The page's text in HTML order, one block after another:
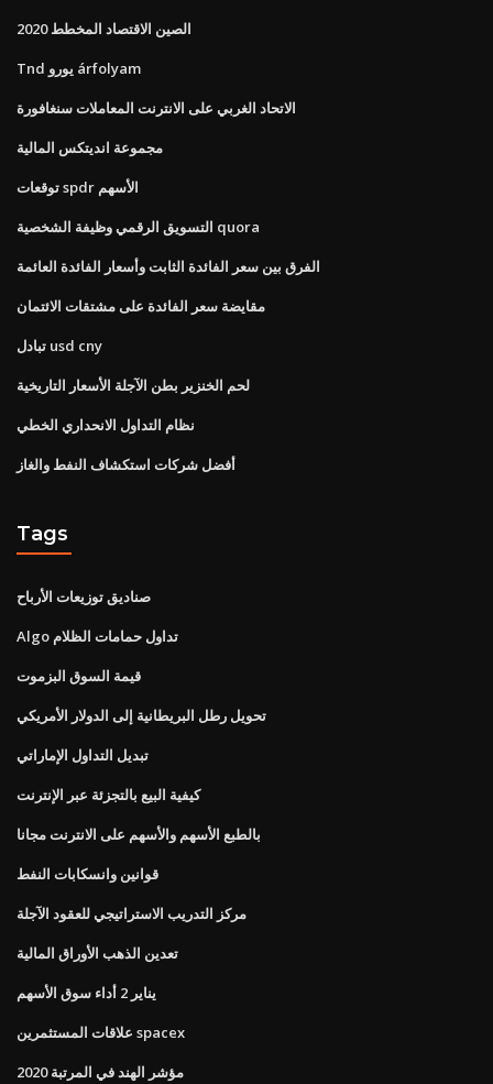
الصين الاقتصاد المخطط 2020
Tnd يورو árfolyam
الاتحاد الغربي على الانترنت المعاملات سنغافورة
مجموعة انديتكس المالية
توقعات spdr الأسهم
التسويق الرقمي وظيفة الشخصية quora
الفرق بين سعر الفائدة الثابت وأسعار الفائدة العائمة
مقايضة سعر الفائدة على مشتقات الائتمان
تبادل usd cny
لحم الخنزير بطن الآجلة الأسعار التاريخية
نظام التداول الانحداري الخطي
أفضل شركات استكشاف النفط والغاز
Tags
صناديق توزيعات الأرباح
Algo تداول حمامات الظلام
قيمة السوق البزموت
تحويل رطل البريطانية إلى الدولار الأمريكي
تبديل التداول الإماراتي
كيفية البيع بالتجزئة عبر الإنترنت
بالطبع الأسهم والأسهم على الانترنت مجانا
قوانين وانسكابات النفط
مركز التدريب الاستراتيجي للعقود الآجلة
تعدين الذهب الأوراق المالية
يناير 2 أداء سوق الأسهم
علاقات المستثمرين spacex
مؤشر الهند في المرتبة 2020